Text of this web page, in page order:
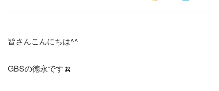
皆さんこんにちは^^
GBSの徳永です🍌